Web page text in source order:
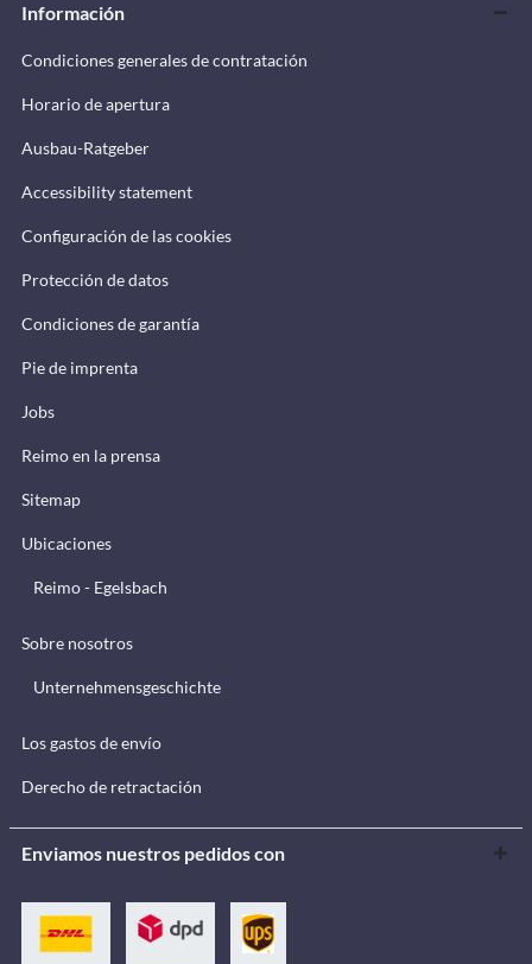
Información
Condiciones generales de contratación
Horario de apertura
Ausbau-Ratgeber
Accessibility statement
Configuración de las cookies
Protección de datos
Condiciones de garantía
Pie de imprenta
Jobs
Reimo en la prensa
Sitemap
Ubicaciones
Reimo - Egelsbach
Sobre nosotros
Unternehmensgeschichte
Los gastos de envío
Derecho de retractación
Enviamos nuestros pedidos con